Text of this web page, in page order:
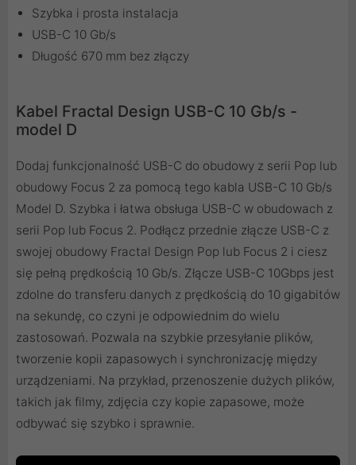
Szybka i prosta instalacja
USB-C 10 Gb/s
Długość 670 mm bez złączy
Kabel Fractal Design USB-C 10 Gb/s -
model D
Dodaj funkcjonalność USB-C do obudowy z serii Pop lub
obudowy Focus 2 za pomocą tego kabla USB-C 10 Gb/s
Model D. Szybka i łatwa obsługa USB-C w obudowach z
serii Pop lub Focus 2. Podłącz przednie złącze USB-C z
swojej obudowy Fractal Design Pop lub Focus 2 i ciesz
się pełną prędkością 10 Gb/s. Złącze USB-C 10Gbps jest
zdolne do transferu danych z prędkością do 10 gigabitów
na sekundę, co czyni je odpowiednim do wielu
zastosowań. Pozwala na szybkie przesyłanie plików,
tworzenie kopii zapasowych i synchronizację między
urządzeniami. Na przykład, przenoszenie dużych plików,
takich jak filmy, zdjęcia czy kopie zapasowe, może
odbywać się szybko i sprawnie.